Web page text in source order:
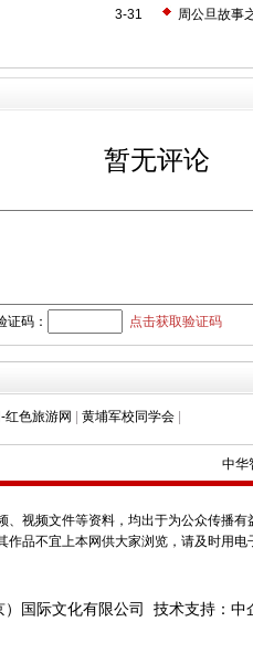
3-31
周公旦故事
暂无评论
码： 点击获取验证码
红色旅游网 黄埔军校同学会
中华
视频文件等资料，均出于为公众传播
作品不宜上本网供大家浏览，请及时用
）国际文化有限公司 技术支持：